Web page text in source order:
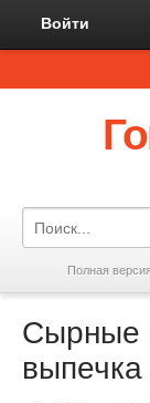
Войти
Полная
Сырные